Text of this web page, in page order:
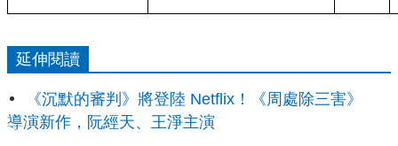
延伸閱讀
《沉默的審判》將登陸 Netflix！《周處除三害》
導演新作，阮經天、王淨主演